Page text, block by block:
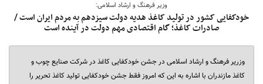
وزیر فرهنگ و ارشاد اسلامی:
خودکفایی کشور در تولید کاغذ هدیه دولت سیزدهم به مردم ایران است /
صادرات کاغذ؛ گام اقتصادی مهم دولت در آینده است
وزریر فرهنگ و ارشاد اسلامی در جشن خودکفایی کاغذ در شرکت صنایع چوب و
کاغذ مازندران با اشاره به این که امروز فقط جشن خودکفایی تولید کاغذ تحریر را